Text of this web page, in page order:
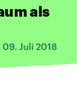
als
Juli 2018